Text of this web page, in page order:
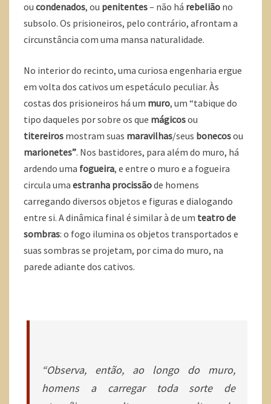
ou condenados, ou penitentes– não há rebelião no
subsolo. Os prisioneiros, pelo contrário, afrontam a
circunstância com uma mansa naturalidade.
No interior do recinto, uma curiosa engenharia ergue
em volta dos cativos um espetáculo peculiar. Às
costas dos prisioneiros há um muro, um “tabique do
tipo daqueles por sobre os que mágicosou
titereiros mostram suas maravilhas/seus bonecosou
marionetes”. Nos bastidores, para além do muro, há
ardendo uma fogueira, e entre o muro e a fogueira
circula uma estranha procissãode homens
carregando diversos objetos e figuras e dialogando
entre si. A dinâmica final é similar à de um teatro de
sombras: o fogo ilumina os objetos transportados e
suas sombras se projetam, por cima do muro, na
parede adiante dos cativos.
“Observa, então, ao longo do muro,
homens a carregar toda sorte de